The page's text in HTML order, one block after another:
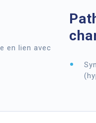
en lien avec